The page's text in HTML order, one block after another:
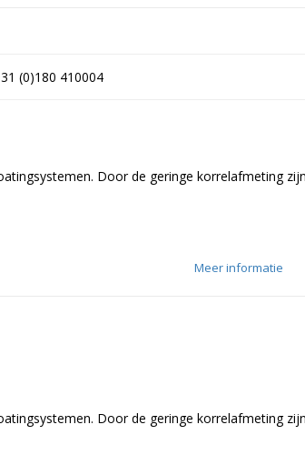
(0)180 410004
Door de geringe korrelafmeting
Meer informatie
Door de geringe korrelafmeting